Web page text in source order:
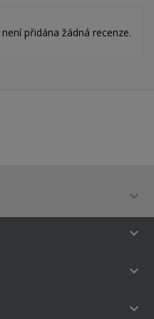
přidána žádná recenze.



